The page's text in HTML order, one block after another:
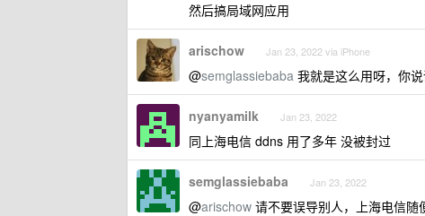
然后搞局域网应用
arischow Jan 23, 2022 via iPhone
@semglassiebaba 我就是这么用呀，你说
nyanyamilk Jan 23, 2022
同上海电信 ddns 用了多年 没被封过
semglassiebaba Jan 23, 2022
@arischow 请不要误导别人，上海电信